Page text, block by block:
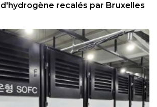
recalés par Bruxelles